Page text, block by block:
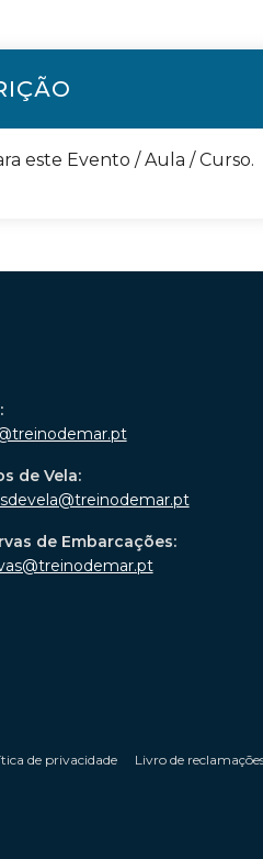
este Evento / Aula / Curso.
de Vela:
de Embarcações:
de privacidade Livro de